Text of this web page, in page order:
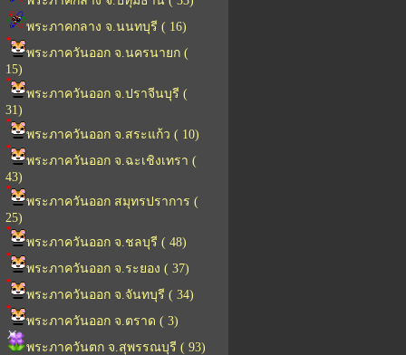
พระภาคกลาง จ.นนทบุรี ( 16)
พระภาควันออก จ.นครนายก (
15)
พระภาควันออก จ.ปราจีนบุรี (
31)
พระภาควันออก จ.สระแก้ว ( 10)
พระภาควันออก จ.ฉะเชิงเทรา (
43)
พระภาควันออก สมุทรปราการ (
25)
พระภาควันออก จ.ชลบุรี ( 48)
พระภาควันออก จ.ระยอง ( 37)
พระภาควันออก จ.จันทบุรี ( 34)
พระภาควันออก จ.ตราด ( 3)
พระภาควันตก จ.สุพรรณบุรี ( 93)